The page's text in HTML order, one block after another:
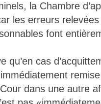
la Chambre
les erreurs
font
qu’en cas
dans une autre